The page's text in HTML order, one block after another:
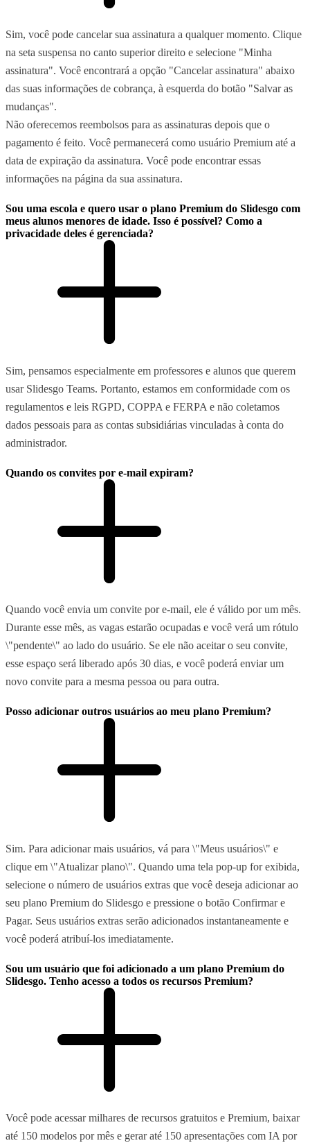
Sim, você pode cancelar sua assinatura a qualquer momento. Clique
na seta suspensa no canto superior direito e selecione "Minha
assinatura". Você encontrará a opção "Cancelar assinatura" abaixo
das suas informações de cobrança, à esquerda do botão "Salvar as
mudanças".
Não oferecemos reembolsos para as assinaturas depois que o
pagamento é feito. Você permanecerá como usuário Premium até a
data de expiração da assinatura. Você pode encontrar essas
informações na página da sua assinatura.
Sou uma escola e quero usar o plano Premium do Slidesgo com
meus alunos menores de idade. Isso é possível? Como a
privacidade deles é gerenciada?
Sim, pensamos especialmente em professores e alunos que querem
usar Slidesgo Teams. Portanto, estamos em conformidade com os
regulamentos e leis RGPD, COPPA e FERPA e não coletamos
dados pessoais para as contas subsidiárias vinculadas à conta do
administrador.
Quando os convites por e-mail expiram?
Quando você envia um convite por e-mail, ele é válido por um mês.
Durante esse mês, as vagas estarão ocupadas e você verá um rótulo
\"pendente\" ao lado do usuário. Se ele não aceitar o seu convite,
esse espaço será liberado após 30 dias, e você poderá enviar um
novo convite para a mesma pessoa ou para outra.
Posso adicionar outros usuários ao meu plano Premium?
Sim. Para adicionar mais usuários, vá para \"Meus usuários\" e
clique em \"Atualizar plano\". Quando uma tela pop-up for exibida,
selecione o número de usuários extras que você deseja adicionar ao
seu plano Premium do Slidesgo e pressione o botão Confirmar e
Pagar. Seus usuários extras serão adicionados instantaneamente e
você poderá atribuí-los imediatamente.
Sou um usuário que foi adicionado a um plano Premium do
Slidesgo. Tenho acesso a todos os recursos Premium?
Você pode acessar milhares de recursos gratuitos e Premium, baixar
até 150 modelos por mês e gerar até 150 apresentações com IA por